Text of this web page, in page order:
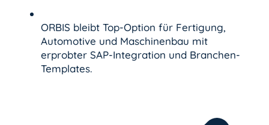
ORBIS bleibt Top-Option für Fertigung,
Automotive und Maschinenbau mit
erprobter SAP-Integration und Branchen-
Templates.